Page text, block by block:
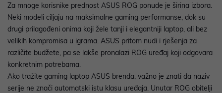
Za mnoge korisnike prednost ASUS ROG ponude je širina izbora.
Neki modeli ciljaju na maksimalne gaming performanse, dok su
drugi prilagođeni onima koji žele tanji i elegantniji laptop, ali bez
velikih kompromisa u igrama. ASUS pritom nudi i rješenja za
različite budžete, pa se lakše pronalazi ROG uređaj koji odgovara
konkretnim potrebama.
Ako tražite gaming laptop ASUS brenda, važno je znati da naziv
serije ne znači automatski istu klasu uređaja. Unutar ROG obitelji